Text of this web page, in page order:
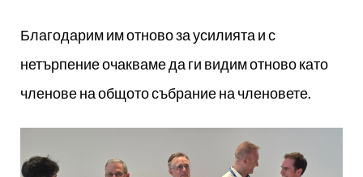
Благодарим им отново за усилията и с
нетърпение очакваме да ги видим отново като
членове на общото събрание на членовете.